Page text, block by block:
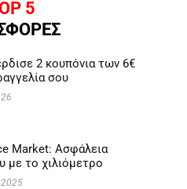
5
2 κουπόνια των 6€
σου
Market: Ασφάλεια
με το χιλιόμετρο